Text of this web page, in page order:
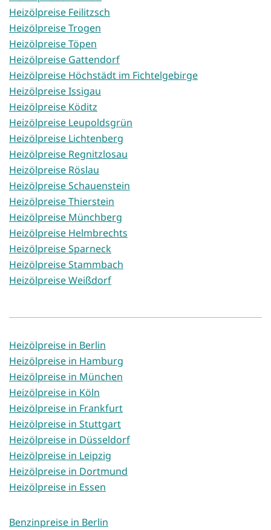
Heizölpreise Feilitzsch
Heizölpreise Trogen
Heizölpreise Töpen
Heizölpreise Gattendorf
Heizölpreise Höchstädt im Fichtelgebirge
Heizölpreise Issigau
Heizölpreise Köditz
Heizölpreise Leupoldsgrün
Heizölpreise Lichtenberg
Heizölpreise Regnitzlosau
Heizölpreise Röslau
Heizölpreise Schauenstein
Heizölpreise Thierstein
Heizölpreise Münchberg
Heizölpreise Helmbrechts
Heizölpreise Sparneck
Heizölpreise Stammbach
Heizölpreise Weißdorf
Heizölpreise in Berlin
Heizölpreise in Hamburg
Heizölpreise in München
Heizölpreise in Köln
Heizölpreise in Frankfurt
Heizölpreise in Stuttgart
Heizölpreise in Düsseldorf
Heizölpreise in Leipzig
Heizölpreise in Dortmund
Heizölpreise in Essen
Benzinpreise in Berlin